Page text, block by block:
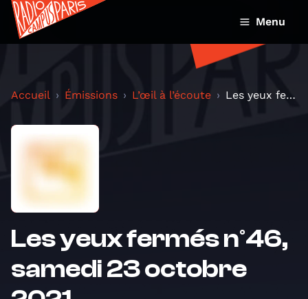
Menu
Accueil Émissions L’œil à l’écoute Les yeux fermés n°46, samedi 23 octobre 2021
Les yeux fermés n°46,
samedi 23 octobre